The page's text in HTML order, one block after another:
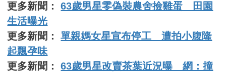
更多新聞：63歲男星零偽裝農舍撿雞蛋 田園
生活曝光
更多新聞：單親媽女星宣布停工 遭拍小腹隆
起飄孕味
更多新聞：63歲男星改賣茶葉近況曝 網：撞